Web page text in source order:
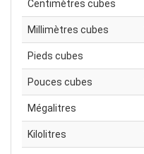
Centimètres cubes
Millimètres cubes
Pieds cubes
Pouces cubes
Mégalitres
Kilolitres